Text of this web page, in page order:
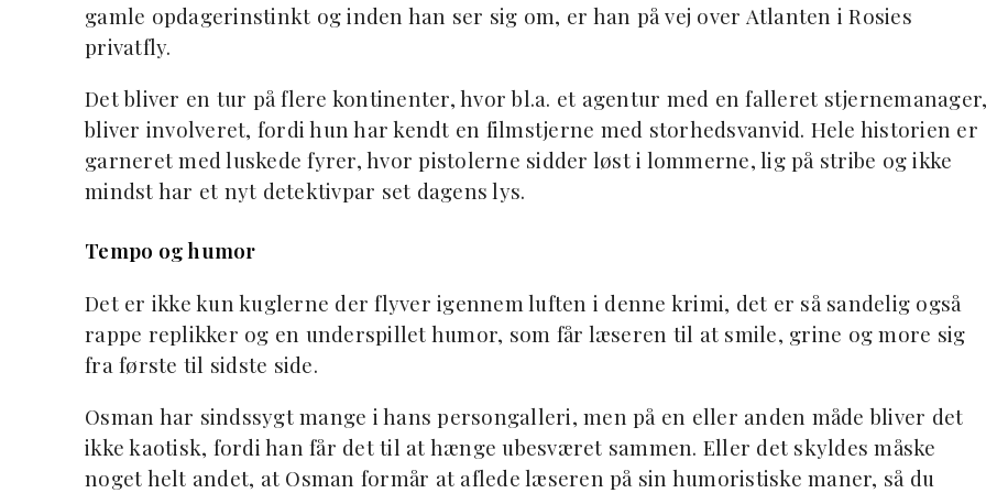
gamle opdagerinstinkt og inden han ser sig om, er han på vej over Atlanten i Rosies
privatfly.
Det bliver en tur på flere kontinenter, hvor bl.a. et agentur med en falleret
bliver involveret, fordi hun har kendt en filmstjerne med storhedsvanvid. Hele historien er
garneret med luskede fyrer, hvor pistolerne sidder løst i lommerne, lig på stribe og ikke
mindst har et nyt detektivpar set dagens lys.
Tempo og humor
Det er ikke kun kuglerne der flyver igennem luften i denne krimi, det er så sandelig også
rappe replikker og en underspillet humor, som får læseren til at smile, grine og more sig
fra første til sidste side.
Osman har sindssygt mange i hans persongalleri, men på en eller anden måde bliver det
ikke kaotisk, fordi han får det til at hænge ubesværet sammen. Eller det skyldes måske
noget helt andet, at Osman formår at aflede læseren på sin humoristiske maner, så du